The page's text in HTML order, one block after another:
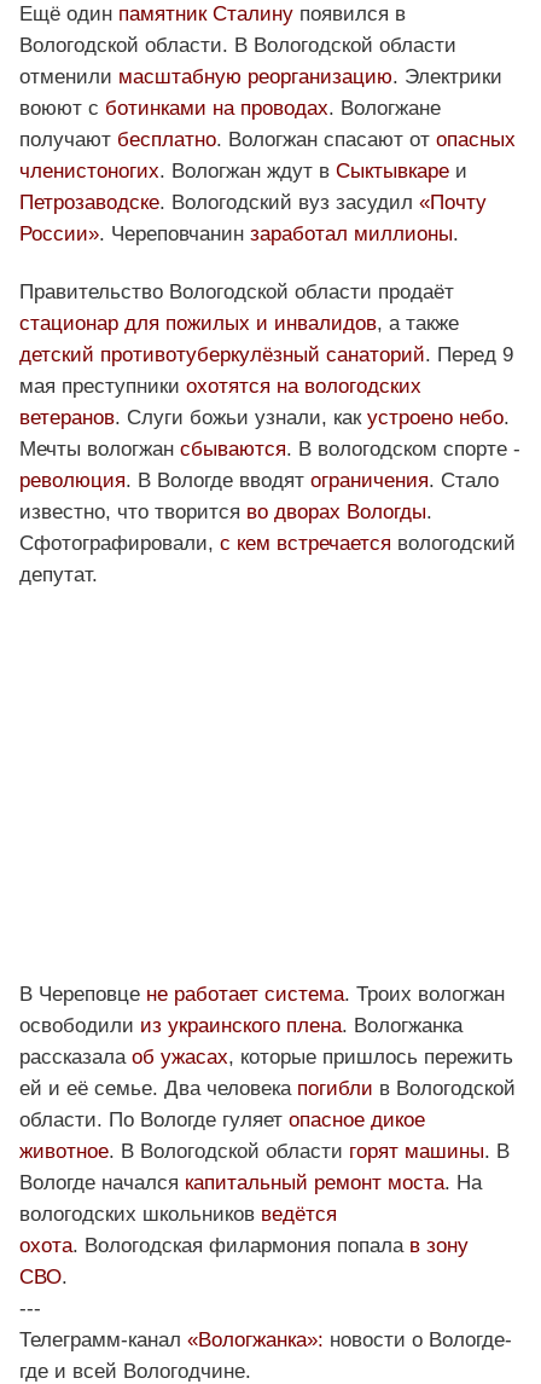
Ещё один памятник Сталину появился в
Вологодской области. В Вологодской области
отменили масштабную реорганизацию. Электрики
воюют с ботинками на проводах. Вологжане
получают бесплатно. Вологжан спасают от опасных
членистоногих. Вологжан ждут в Сыктывкаре и
Петрозаводске. Вологодский вуз засудил «Почту
России». Череповчанин заработал миллионы.
Правительство Вологодской области продаёт
стационар для пожилых и инвалидов, а также
детский противотуберкулёзный санаторий. Перед 9
мая преступники охотятся на вологодских
ветеранов. Слуги божьи узнали, как устроено небо.
Мечты вологжан сбываются. В вологодском спорте -
революция. В Вологде вводят ограничения. Стало
известно, что творится во дворах Вологды.
Сфотографировали, с кем встречается вологодский
депутат.
В Череповце не работает система. Троих вологжан
освободили из украинского плена. Вологжанка
рассказала об ужасах, которые пришлось пережить
ей и её семье. Два человека погибли в Вологодской
области. По Вологде гуляет опасное дикое
животное. В Вологодской области горят машины. В
Вологде начался капитальный ремонт моста. На
вологодских школьников ведётся
охота. Вологодская филармония попала в зону
СВО.
---
Телеграмм-канал «Вологжанка»: новости о Вологде-
где и всей Вологодчине.